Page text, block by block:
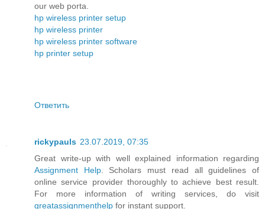
our web porta.
hp wireless printer setup
hp wireless printer
hp wireless printer software
hp printer setup
Ответить
rickypauls 23.07.2019, 07:35
Great write-up with well explained information regarding
Assignment Help. Scholars must read all guidelines of
online service provider thoroughly to achieve best result.
For more information of writing services, do visit
greatassignmenthelp for instant support.